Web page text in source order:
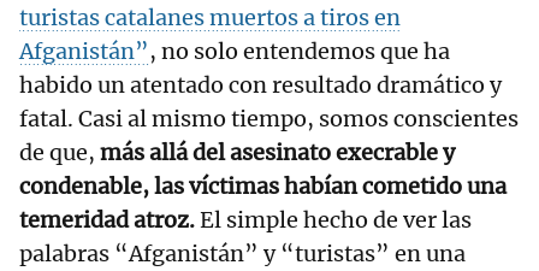
turistas catalanes muertos a tiros en
Afganistán”, no solo entendemos que ha
habido un atentado con resultado dramático y
fatal. Casi al mismo tiempo, somos conscientes
de que, más allá del asesinato execrable y
condenable, las víctimas habían cometido una
temeridad atroz.El simple hecho de ver las
palabras “Afganistán” y “turistas” en una